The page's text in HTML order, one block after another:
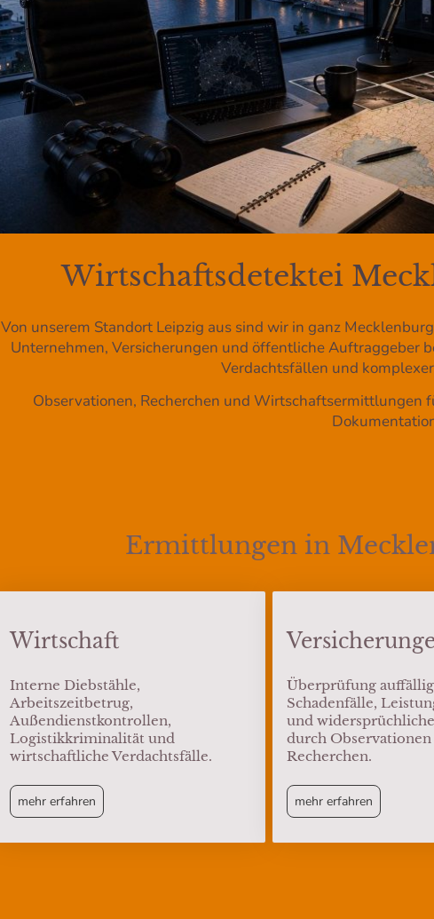
Wirtschaftsdetektei
Von unserem Standort Leipzig aus sind wir in ganz
Unternehmen, Versicherungen und öffentliche Auftraggeber
Verdachtsfällen und
Observationen, Recherchen und
Ermittlungen in
Wirtschaft
Interne Diebstähle,
Arbeitszeitbetrug,
Außendienstkontrollen,
Logistikkriminalität und
wirtschaftliche Verdachtsfälle.
mehr erfahren
Überprüfung
Schadenfälle,
und
durch
Recherchen.
mehr erfahren